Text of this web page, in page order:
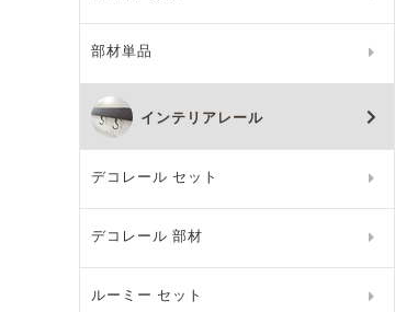
部材単品
インテリアレール
デコレール セット
デコレール 部材
ルーミー セット